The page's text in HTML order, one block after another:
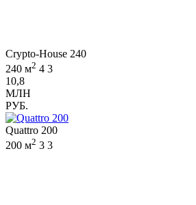
Crypto-House 240
240 м2 4 3
10,8
МЛН
РУБ.
Quattro 200
200 м2 3 3